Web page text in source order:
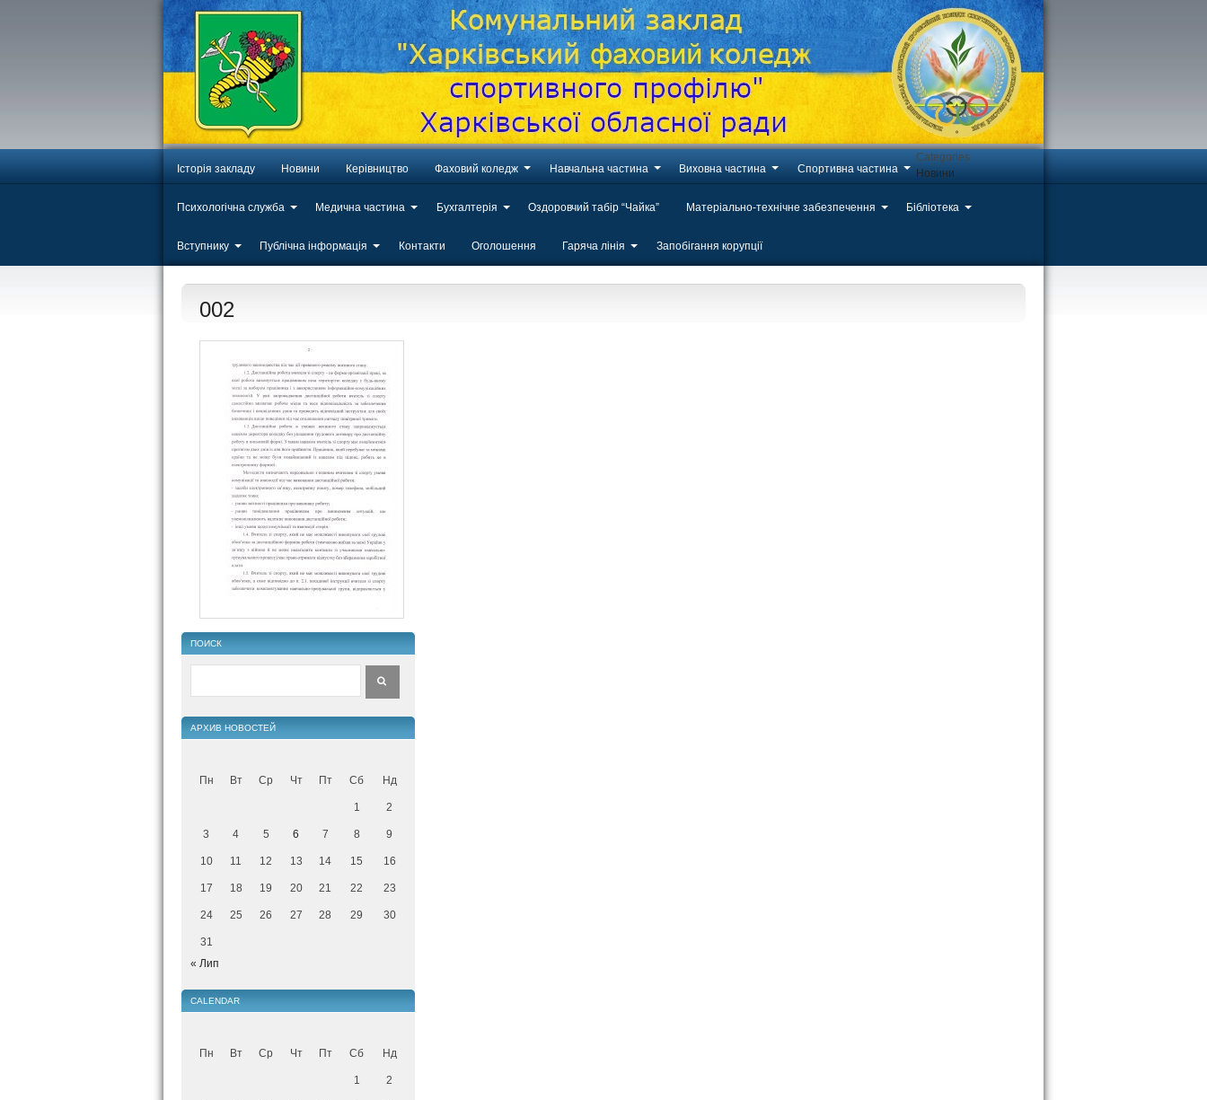
Історія закладу Новини Керівництво Фаховий коледж Навчальна частина Виховна частина Спортивна частина
Психологічна служба Медична частина Бухгалтерія Оздоровчий табір “Чайка” Матеріально-технічне забезпечення Бібліотека
Вступнику Публічна інформація Контакти Оголошення Гаряча лінія Запобігання корупції
Categories
Новини
002
ПОИСК
АРХИВ НОВОСТЕЙ
Пн Вт Ср Чт Пт Сб Нд
1 2
3 4 5 6 7 8 9
10 11 12 13 14 15 16
17 18 19 20 21 22 23
24 25 26 27 28 29 30
31
« Лип
CALENDAR
Пн Вт Ср Чт Пт Сб Нд
1 2